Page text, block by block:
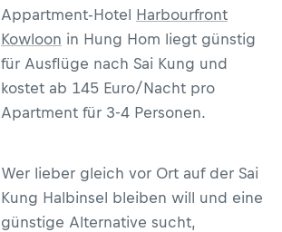
Appartment-Hotel Harbourfront
Kowloon in Hung Hom liegt günstig
für Ausflüge nach Sai Kung und
kostet ab 145 Euro/Nacht pro
Apartment für 3-4 Personen.
Wer lieber gleich vor Ort auf der Sai
Kung Halbinsel bleiben will und eine
günstige Alternative sucht,